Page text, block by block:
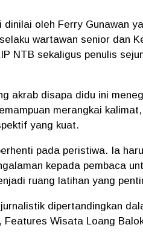
oleh Ferry Gunawan
wartawan senior dan
NTB sekaligus penulis
akrab disapa didu ini
merangkai
yang kuat.
pada peristiwa. Ia
kepada pembaca
ruang latihan yang
dipertandingkan
Wisata Loang